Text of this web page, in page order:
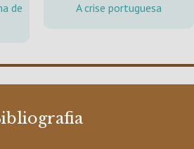
de
A crise portuguesa